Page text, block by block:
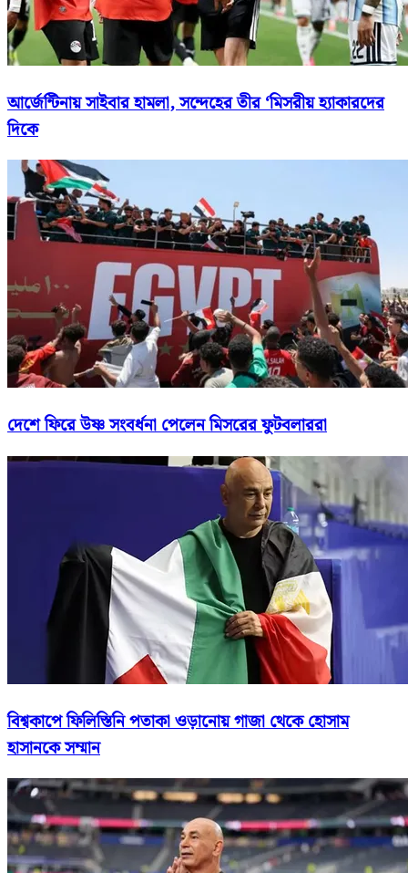
আর্জেন্টিনায় সাইবার হামলা, সন্দেহের তীর ‘মিসরীয় হ্যাকারদের
দিকে
দেশে ফিরে উষ্ণ সংবর্ধনা পেলেন মিসরের ফুটবলাররা
বিশ্বকাপে ফিলিস্তিনি পতাকা ওড়ানোয় গাজা থেকে হোসাম
হাসানকে সম্মান